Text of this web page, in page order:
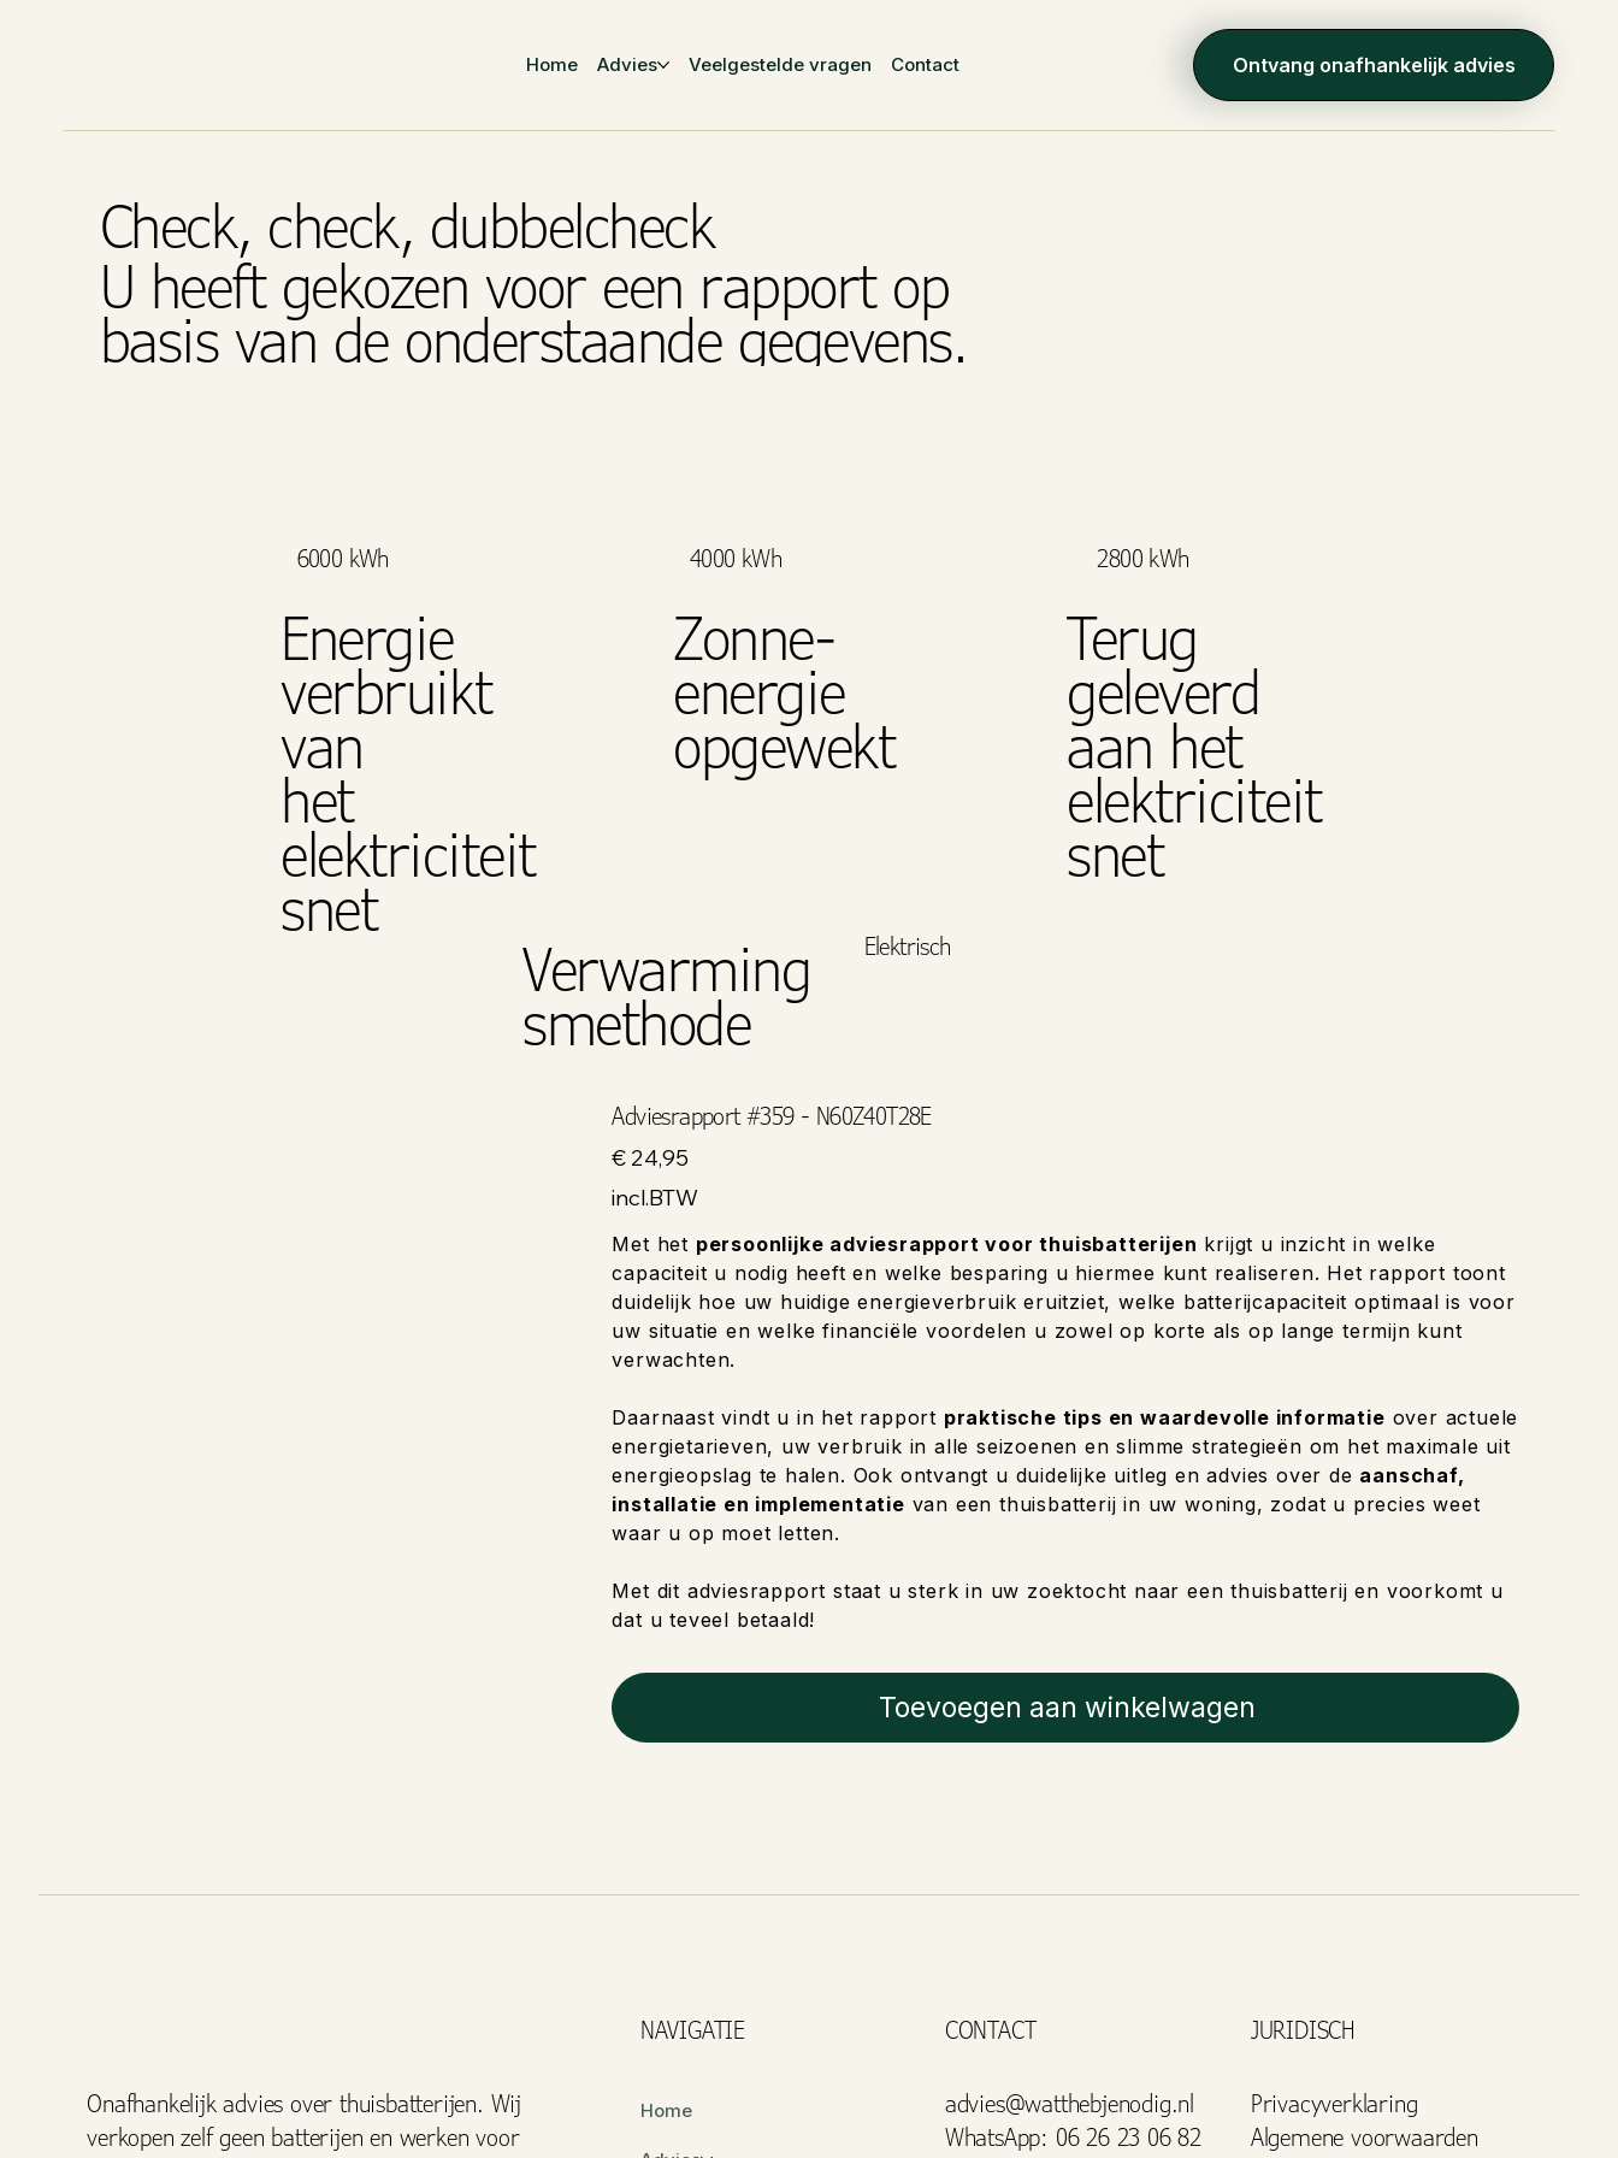
Home Advies Veelgestelde vragen Contact Ontvang onafhankelijk advies
Check, check, dubbelcheck
U heeft gekozen voor een rapport op
basis van de onderstaande gegevens.
6000 kWh
Energie
verbruikt
van
het
elektriciteit
snet
4000 kWh
Zonne-
energie
opgewekt
2800 kWh
Terug
geleverd
aan het
elektriciteit
snet
Verwarming
smethode
Elektrisch
Adviesrapport #359 - N60Z40T28E
Prijs
€ 24,95
incl.BTW
Met het persoonlijke adviesrapport voor thuisbatterijen krijgt u inzicht in welke
capaciteit u nodig heeft en welke besparing u hiermee kunt realiseren. Het rapport toont
duidelijk hoe uw huidige energieverbruik eruitziet, welke batterijcapaciteit optimaal is voor
uw situatie en welke financiële voordelen u zowel op korte als op lange termijn kunt
verwachten.
Daarnaast vindt u in het rapport praktische tips en waardevolle informatie over actuele
energietarieven, uw verbruik in alle seizoenen en slimme strategieën om het maximale uit
energieopslag te halen. Ook ontvangt u duidelijke uitleg en advies over de aanschaf,
installatie en implementatie van een thuisbatterij in uw woning, zodat u precies weet
waar u op moet letten.
Met dit adviesrapport staat u sterk in uw zoektocht naar een thuisbatterij en voorkomt u
dat u teveel betaald!
Toevoegen aan winkelwagen
NAVIGATIE CONTACT JURIDISCH
Onafhankelijk advies over thuisbatterijen. Wij
verkopen zelf geen batterijen en werken voor
Home
advies@watthebjenodig.nl
WhatsApp: 06 26 23 06 82
Privacyverklaring
Algemene voorwaarden